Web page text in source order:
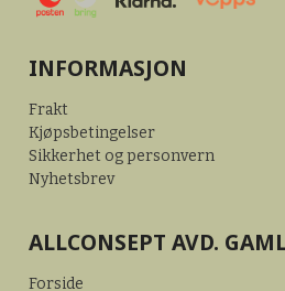
INFORMASJON
Frakt
Kjøpsbetingelser
Sikkerhet og personvern
Nyhetsbrev
ALLCONSEPT AVD.
Forside